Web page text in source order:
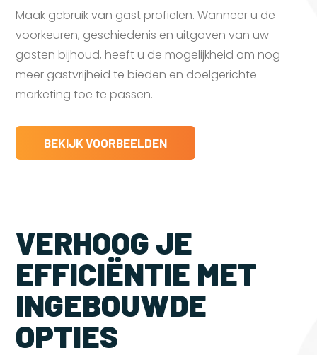
Maak gebruik van gast profielen. Wanneer u de
voorkeuren, geschiedenis en uitgaven van uw
gasten bijhoud, heeft u de mogelijkheid om nog
meer gastvrijheid te bieden en doelgerichte
marketing toe te passen.
BEKIJK VOORBEELDEN
VERHOOG JE
EFFICIËNTIE MET
INGEBOUWDE
OPTIES